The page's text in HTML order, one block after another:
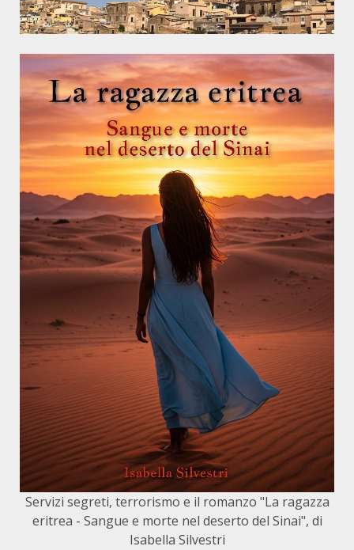
Servizi segreti, terrorismo e il romanzo "La ragazza
eritrea - Sangue e morte nel deserto del Sinai", di
Isabella Silvestri